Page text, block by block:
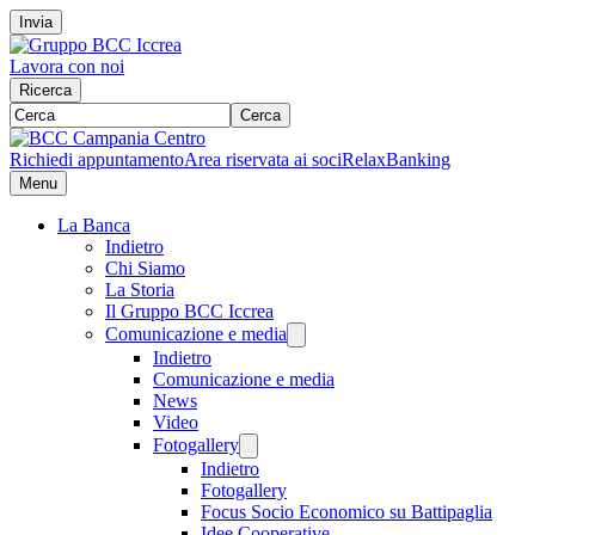
Invia
Lavora con noi
Ricerca
Cerca
Richiedi appuntamentoArea riservata ai sociRelaxBanking
Menu
La Banca
Indietro
Chi Siamo
La Storia
Il Gruppo BCC Iccrea
Comunicazione e media
Indietro
Comunicazione e media
News
Video
Fotogallery
Indietro
Fotogallery
Focus Socio Economico su Battipaglia